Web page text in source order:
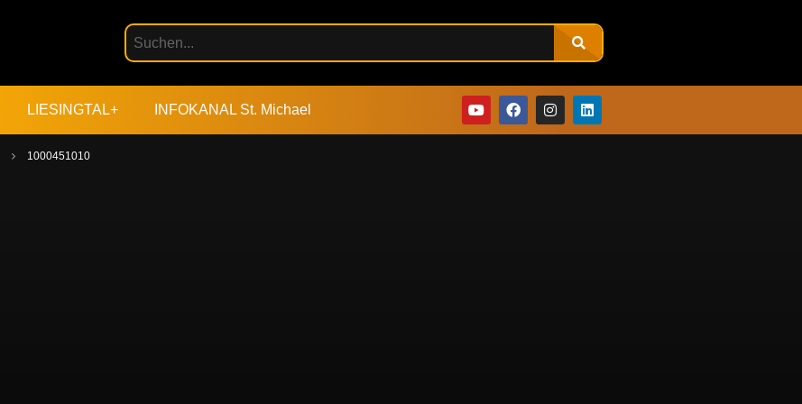
LIESINGTAL+ INFOKANAL St. Michael
1000451010